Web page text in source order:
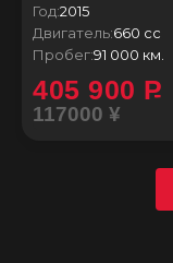
Год:2015
Двигатель:660 сс
Пробег:91 000 км.
405 900 P
117000 ¥